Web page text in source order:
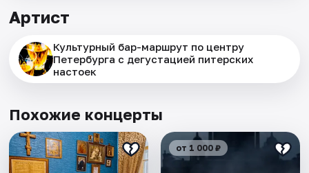
Артист
Культурный бар-маршрут по центру
Петербурга с дегустацией питерских
настоек
Похожие концерты
от 1 000 ₽